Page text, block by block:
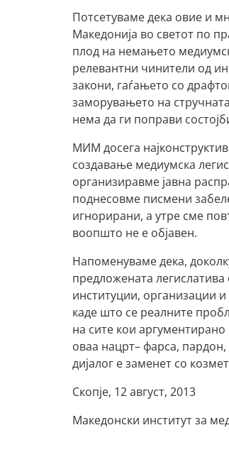
Потсетуваме дека овие и
Македонија во светот по
плод на немањето
релевантни чинители од
закони, гаѓањето со
заморувањето на
нема да ги поправи
МИМ досега
создавање медиумска
организиравме јавна
поднесовме писмени
игнорирани, а утре сме
воопшто не е објавен.
Напоменуваме дека,
предложената
институции, организации
каде што се реалните
на сите кои
оваа нацрт– фарса,
дијалог е заменет со
Скопје, 12
Македонски институт за